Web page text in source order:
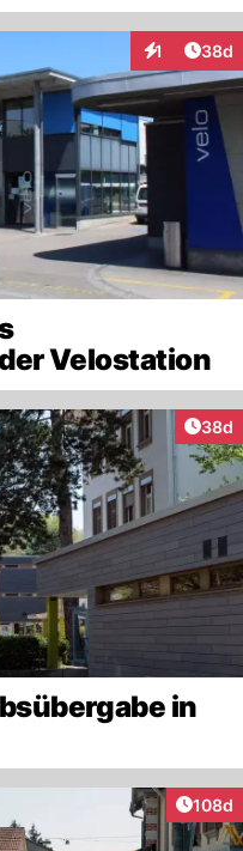
1
Interaktionen
38d
Velostation
38d
in
108d